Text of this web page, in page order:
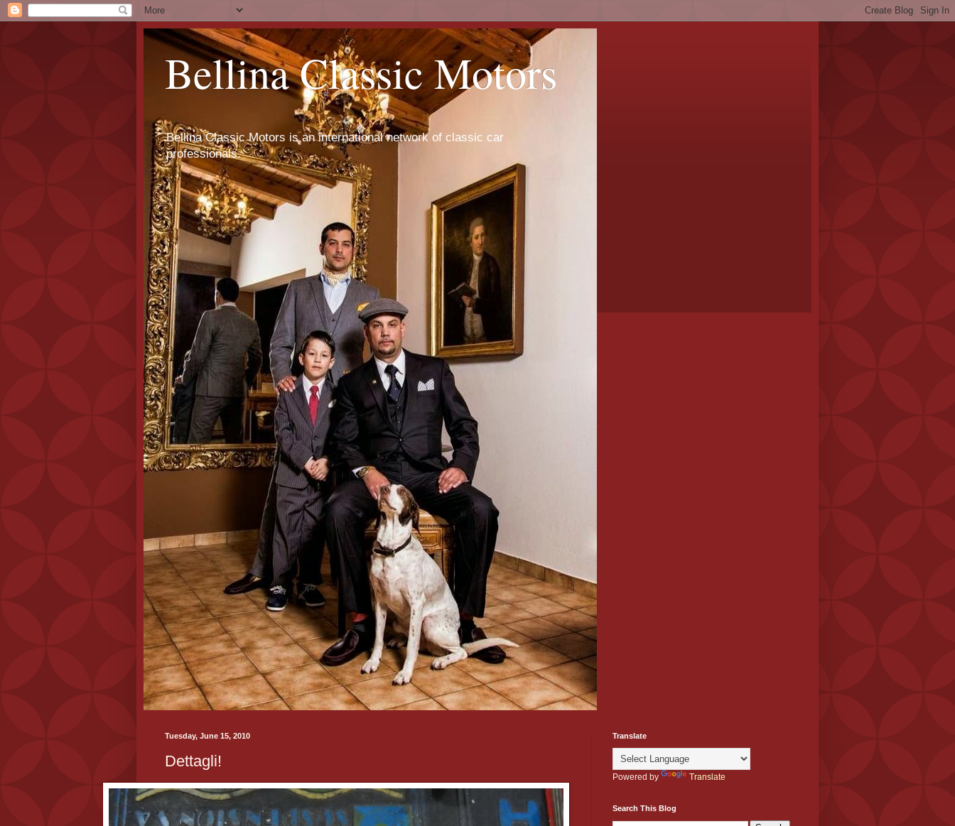
Bellina Classic Motors
Bellina Classic Motors is an international network of classic car
professionals.
Tuesday, June 15, 2010
Dettagli!
Translate
Powered by Translate
Search This Blog